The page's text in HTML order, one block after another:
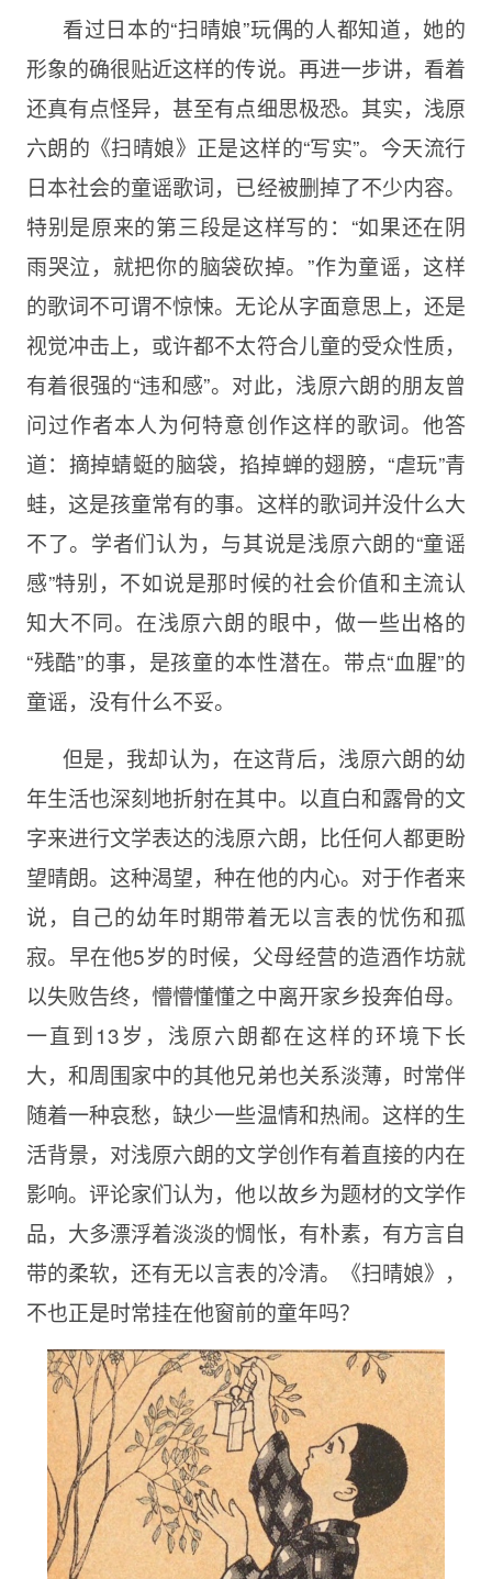
看过日本的“扫晴娘”玩偶的人都知道，她的
形象的确很贴近这样的传说。再进一步讲，看着
还真有点怪异，甚至有点细思极恐。其实，浅原
六朗的《扫晴娘》正是这样的“写实”。今天流行
日本社会的童谣歌词，已经被删掉了不少内容。
特别是原来的第三段是这样写的：“如果还在阴
雨哭泣，就把你的脑袋砍掉。”作为童谣，这样
的歌词不可谓不惊悚。无论从字面意思上，还是
视觉冲击上，或许都不太符合儿童的受众性质，
有着很强的“违和感”。对此，浅原六朗的朋友曾
问过作者本人为何特意创作这样的歌词。他答
道：摘掉蜻蜓的脑袋，掐掉蝉的翅膀，“虐玩”青
蛙，这是孩童常有的事。这样的歌词并没什么大
不了。学者们认为，与其说是浅原六朗的“童谣
感”特别，不如说是那时候的社会价值和主流认
知大不同。在浅原六朗的眼中，做一些出格的
“残酷”的事，是孩童的本性潜在。带点“血腥”的
童谣，没有什么不妥。
但是，我却认为，在这背后，浅原六朗的幼
年生活也深刻地折射在其中。以直白和露骨的文
字来进行文学表达的浅原六朗，比任何人都更盼
望晴朗。这种渴望，种在他的内心。对于作者来
说，自己的幼年时期带着无以言表的忧伤和孤
寂。早在他5岁的时候，父母经营的造酒作坊就
以失败告终，懵懵懂懂之中离开家乡投奔伯母。
一直到13岁，浅原六朗都在这样的环境下长
大，和周围家中的其他兄弟也关系淡薄，时常伴
随着一种哀愁，缺少一些温情和热闹。这样的生
活背景，对浅原六朗的文学创作有着直接的内在
影响。评论家们认为，他以故乡为题材的文学作
品，大多漂浮着淡淡的惆怅，有朴素，有方言自
带的柔软，还有无以言表的冷清。《扫晴娘》，
不也正是时常挂在他窗前的童年吗？